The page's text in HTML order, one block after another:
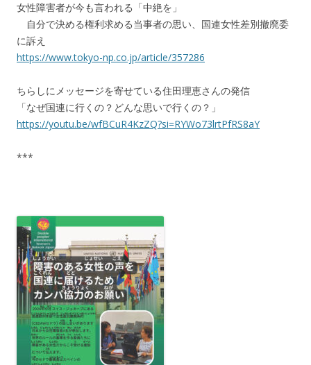
女性障害者が今も言われる「中絶を」
自分で決める権利求める当事者の思い、国連女性差別撤廃委
に訴え
https://www.tokyo-np.co.jp/article/357286
ちらしにメッセージを寄せている住田理恵さんの発信
「なぜ国連に行くの？どんな思いで行くの？」
https://youtu.be/wfBCuR4KzZQ?si=RYWo73lrtPfRS8aY
***